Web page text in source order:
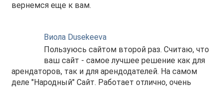
вернемся еще к вам.
Виола Dusekeeva
Пользуюсь сайтом второй раз. Считаю, что
ваш сайт - самое лучшее решение как для
арендаторов, так и для арендодателей. На самом
деле "Народный" Сайт. Работает отлично, очень